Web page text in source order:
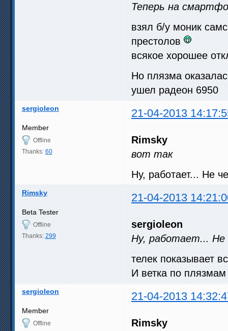
Теперь на
взял б/у моник
престолов
всякое хорошее
Но плязма
ушел радеон 6950
sergioleon 21-04-2013
Member
Offline
Thanks: 60
Rimsky
вот так
Ну, работает... Не
Rimsky 21-04-2013
Beta Tester
Offline
Thanks: 299
sergioleon
Ну, работает... Не
телек показывает
И ветка по
sergioleon 21-04-2013
Member
Offline
Rimsky